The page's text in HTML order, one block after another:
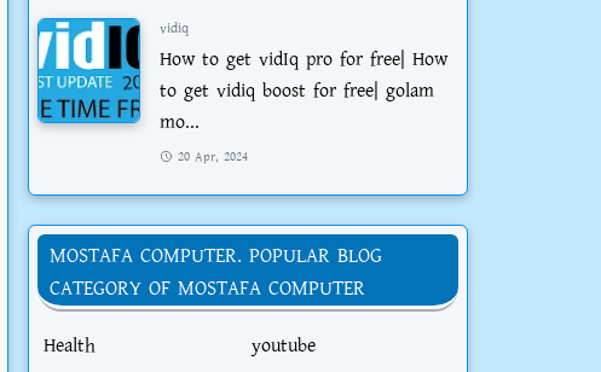
vidiq
How to get vidIq pro for free| How
to get vidiq boost for free| golam
mo...
20 Apr, 2024
MOSTAFA COMPUTER. POPULAR BLOG
CATEGORY OF MOSTAFA COMPUTER
Health
youtube